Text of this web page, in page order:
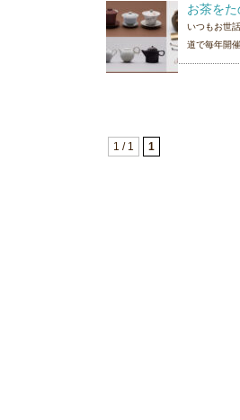
お茶を
いつもお世
道で毎年開
1 / 1 1